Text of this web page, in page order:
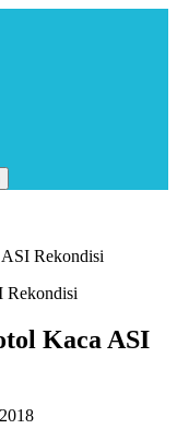
Rekondisi
Kaca ASI